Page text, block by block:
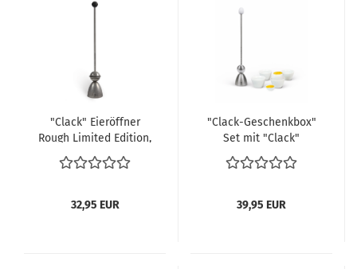
"Clack" Eieröffner
Rough Limited Edition,
Eichenholzkugel
geschwärzt
32,95 EUR
"Clack-Geschenkbox"
Set mit "Clack"
Eieröffner mit weißem
Keramikei, 4 weißen
39,95 EUR